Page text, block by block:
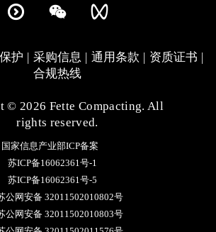
护 采购信息 通用条款
资质证书
合规热线
© 2026 Fette Compacting. All
rights reserved.
国家信息产业部ICP备案
苏ICP备16062361号-1
苏ICP备16062361号-5
公网安备 32011502010802号
公网安备 32011502010803号